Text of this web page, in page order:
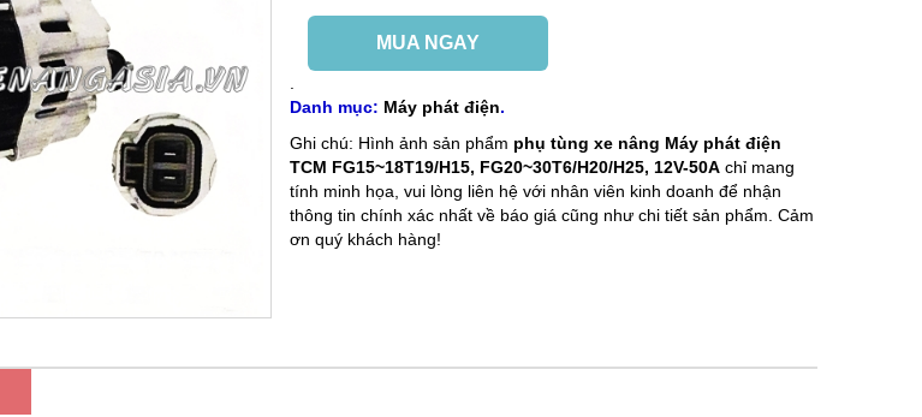
MUA NGAY
Danh mục: Máy phát điện.
Ghi chú: Hình ảnh sản phẩm phụ tùng xe nâng Máy phát điện
TCM FG15~18T19/H15, FG20~30T6/H20/H25, 12V-50A chỉ mang
tính minh họa, vui lòng liên hệ với nhân viên kinh doanh để nhận
thông tin chính xác nhất về báo giá cũng như chi tiết sản phẩm. Cảm
ơn quý khách hàng!